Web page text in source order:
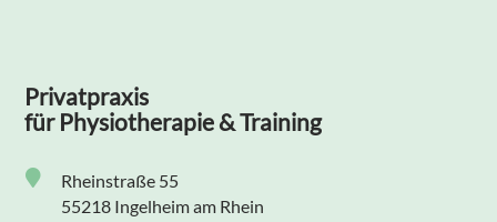
Privatpraxis
für Physiotherapie & Training

Rheinstraße 55
55218 Ingelheim am Rhein